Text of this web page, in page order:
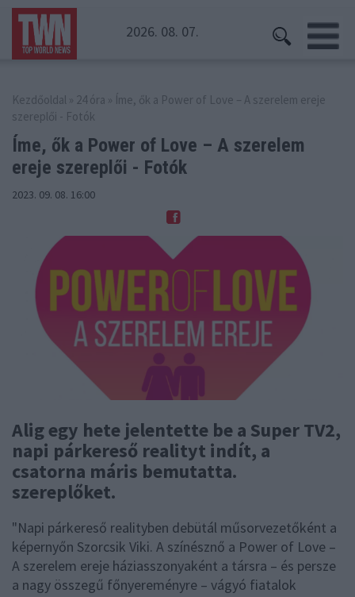
2026. 08. 07.
Kezdőoldal » 24 óra » Íme, ők a Power of Love – A szerelem ereje
szereplői - Fotók
Íme, ők a Power of Love – A szerelem
ereje szereplői - Fotók
2023. 09. 08. 16:00
Alig egy hete jelentette be a Super TV2,
napi párkereső realityt indít, a
csatorna máris bemutatta.
szereplőket.
"Napi párkereső realityben debütál műsorvezetőként a
képernyőn Szorcsik Viki. A színésznő a Power of Love –
A szerelem ereje háziasszonyaként a társra – és persze
a nagy összegű főnyereményre – vágyó fiatalok